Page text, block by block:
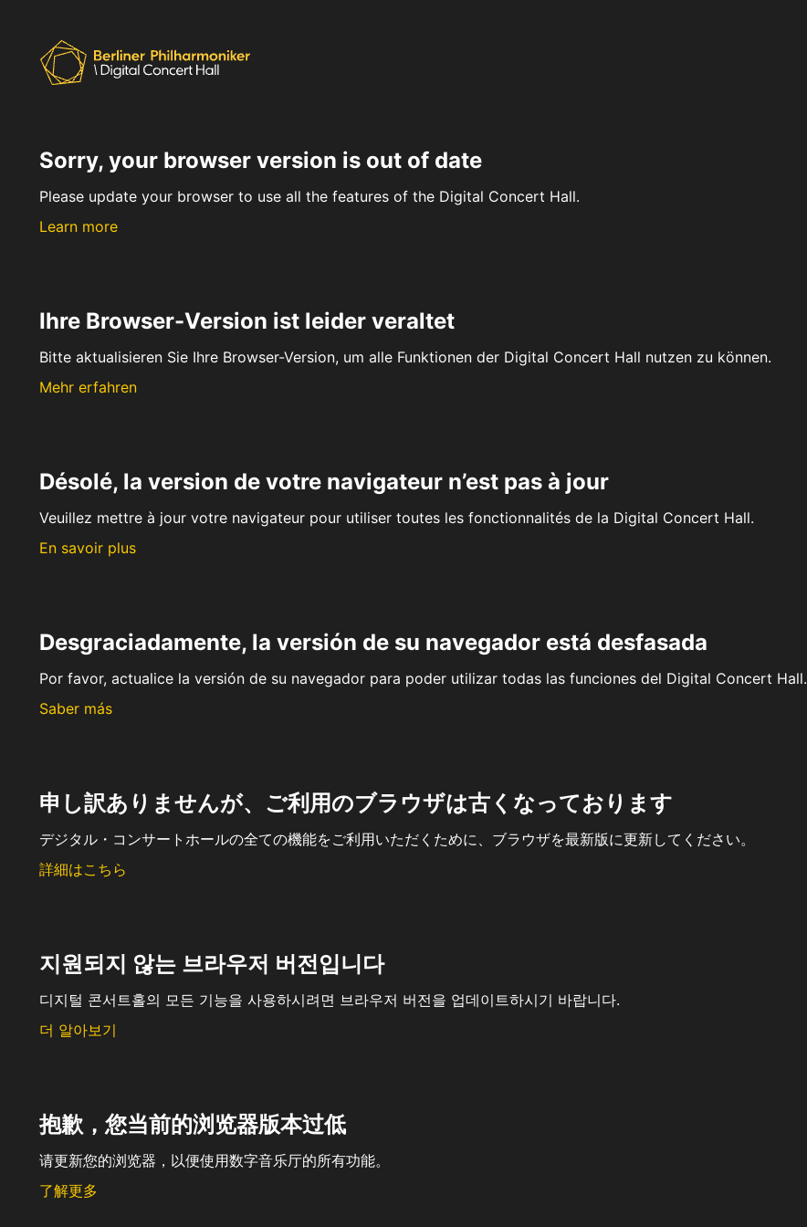
Sorry, your browser version is out of date
Please update your browser to use all the features of the Digital Concert Hall.
Learn more
Ihre Browser-Version ist leider veraltet
Bitte aktualisieren Sie Ihre Browser-Version, um alle Funktionen der Digital Concert Hall nutzen zu können.
Mehr erfahren
Désolé, la version de votre navigateur n’est pas à jour
Veuillez mettre à jour votre navigateur pour utiliser toutes les fonctionnalités de la Digital Concert Hall.
En savoir plus
Desgraciadamente, la versión de su navegador está desfasada
Por favor, actualice la versión de su navegador para poder utilizar todas las funciones del Digital Concert Hall.
Saber más
申し訳ありませんが、ご利用のブラウザは古くなっております
デジタル・コンサートホールの全ての機能をご利用いただくために、ブラウザを最新版に更新してください。
詳細はこちら
지원되지 않는 브라우저 버전입니다
디지털 콘서트홀의 모든 기능을 사용하시려면 브라우저 버전을 업데이트하시기 바랍니다.
더 알아보기
抱歉，您当前的浏览器版本过低
请更新您的浏览器，以便使用数字音乐厅的所有功能。
了解更多